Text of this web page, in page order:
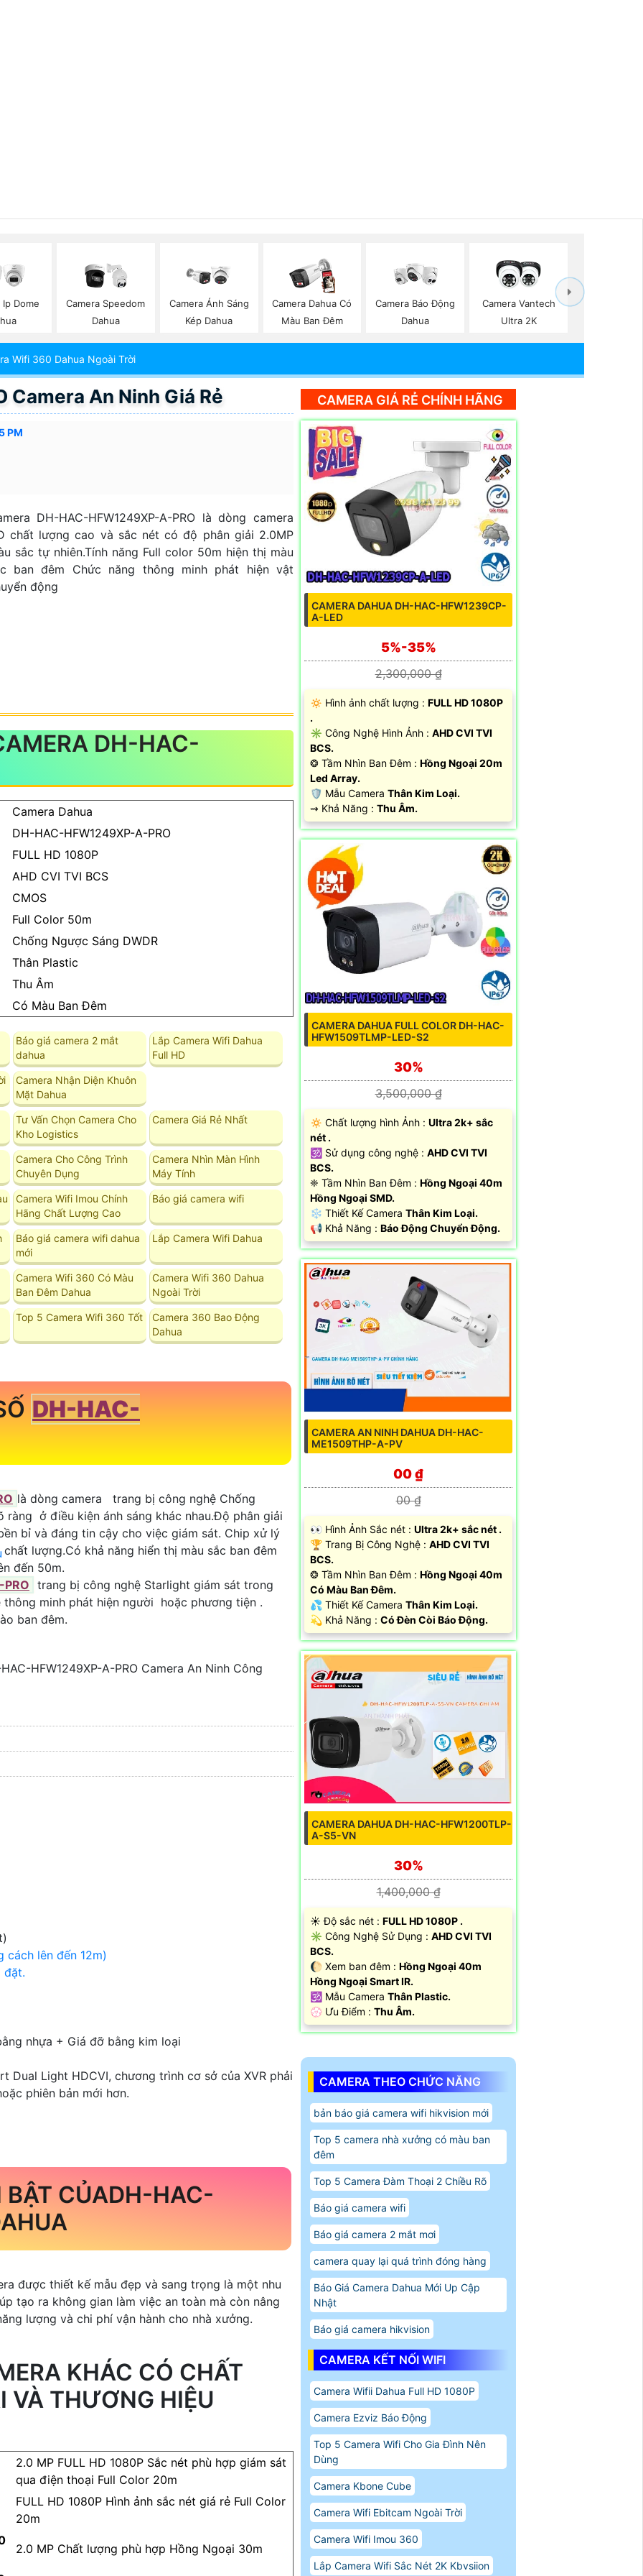
Ip Dome
Camera Speedom
Dahua
Camera Ánh Sáng
Kép Dahua
Camera Dahua Có
Màu Ban Đêm
Camera Báo Động
Dahua
Camera Vantech
Ultra 2K
Wifi 360 Dahua Ngoài Trời
Camera An Ninh Giá Rẻ
PM
DH-HAC-HFW1249XP-A-PRO là dòng camera
chất lượng cao và sắc nét có độ phân giải 2.0MP
sắc tự nhiên.Tính năng Full color 50m hiện thị màu
ban đêm Chức năng thông minh phát hiện vật
động
DH-HAC-
Camera Dahua
DH-HAC-HFW1249XP-A-PRO
FULL HD 1080P
AHD CVI TVI BCS
CMOS
Full Color 50m
Chống Ngược Sáng DWDR
Thân Plastic
Thu Âm
Có Màu Ban Ðêm
Báo giá camera 2 mắt
dahua
Lắp Camera Wifi Dahua
Full HD
Camera Nhận Diện Khuôn
Mặt Dahua
Tư Vấn Chọn Camera Cho
Kho Logistics
Camera Giá Rẻ Nhất
Camera Cho Công Trình
Chuyên Dụng
Camera Nhìn Màn Hình
Máy Tính
Camera Wifi Imou Chính
Hãng Chất Lượng Cao
Báo giá camera wifi
Báo giá camera wifi dahua
mới
Lắp Camera Wifi Dahua
Camera Wifi 360 Có Màu
Ban Đêm Dahua
Camera Wifi 360 Dahua
Ngoài Trời
Top 5 Camera Wifi 360 Tốt
Camera 360 Bao Động
Dahua
DH-HAC-
là dòng camera trang bị công nghệ Chống
ràng ở điều kiện ánh sáng khác nhau.Độ phân giải
bỉ và đáng tin cậy cho việc giám sát. Chip xử lý
lượng.Có khả năng hiển thị màu sắc ban đêm
đến 50m.
trang bị công nghệ Starlight giám sát trong
minh phát hiện người hoặc phương tiện .
ban đêm.
HFW1249XP-A-PRO Camera An Ninh Công
lên đến 12m)
đặt.
nhựa + Giá đỡ bằng kim loại
Light HDCVI, chương trình cơ sở của XVR phải
phiên bản mới hơn.
CỦADH-HAC-
được thiết kế mẫu đẹp và sang trọng là một nhu
tạo ra không gian làm việc an toàn mà còn nâng
lượng và chi phí vận hành cho nhà xưởng.
KHÁC CÓ CHẤT
VÀ THƯƠNG HIỆU
2.0 MP FULL HD 1080P Sắc nét phù hợp giám sát
qua điện thoại Full Color 20m
FULL HD 1080P Hình ảnh sắc nét giá rẻ Full Color
20m
2.0 MP Chất lượng phù hợp Hồng Ngoại 30m
CAMERA GIÁ RẺ CHÍNH HÃNG
CAMERA DAHUA DH-HAC-HFW1239CP-
A-LED
5%-35%
2,300,000 ₫
🔅 Hình ảnh chất lượng : FULL HD 1080P
.
✳️ Công Nghệ Hình Ảnh : AHD CVI TVI
BCS.
❂ Tầm Nhìn Ban Đêm : Hồng Ngoại 20m
Led Array.
🛡 Mẫu Camera Thân Kim Loại.
️⇝ Khả Năng : Thu Âm.
CAMERA DAHUA FULL COLOR DH-HAC-
HFW1509TLMP-LED-S2
30%
3,500,000 ₫
🔅 Chất lượng hình Ảnh : Ultra 2k+ sắc
nét .
🕉️ Sử dụng công nghệ : AHD CVI TVI
BCS.
❈ Tầm Nhìn Ban Đêm : Hồng Ngoại 40m
Hồng Ngoại SMD.
❄ Thiết Kế Camera Thân Kim Loại.
️📢 Khả Năng : Báo Động Chuyển Động.
CAMERA AN NINH DAHUA DH-HAC-
ME1509THP-A-PV
00 ₫
00 ₫
️👀 Hình Ảnh Sắc nét : Ultra 2k+ sắc nét .
🏆 Trang Bị Công Nghệ : AHD CVI TVI
BCS.
❂ Tầm Nhìn Ban Đêm : Hồng Ngoại 40m
Có Màu Ban Đêm.
💦 Thiết Kế Camera Thân Kim Loại.
️💫 Khả Năng : Có Đèn Còi Báo Động.
CAMERA DAHUA DH-HAC-HFW1200TLP-
A-S5-VN
30%
1,400,000 ₫
☀️ Độ sắc nét : FULL HD 1080P .
✳️ Công Nghệ Sử Dụng : AHD CVI TVI
BCS.
🌔 Xem ban đêm : Hồng Ngoại 40m
Hồng Ngoại Smart IR.
🕉️ Mẫu Camera Thân Plastic.
️💮 Ưu Điểm : Thu Âm.
CAMERA THEO CHỨC NĂNG
bản báo giá camera wifi hikvision mới
Top 5 camera nhà xưởng có màu ban
đêm
Top 5 Camera Đàm Thoại 2 Chiều Rõ
Báo giá camera wifi
Báo giá camera 2 mắt mơi
camera quay lại quá trình đóng hàng
Báo Giá Camera Dahua Mới Up Cập
Nhật
Báo giá camera hikvision
CAMERA KẾT NỐI WIFI
Camera Wifii Dahua Full HD 1080P
Camera Ezviz Báo Động
Top 5 Camera Wifi Cho Gia Đình Nên
Dùng
Camera Kbone Cube
Camera Wifi Ebitcam Ngoài Trời
Camera Wifi Imou 360
Lắp Camera Wifi Sắc Nét 2K Kbvsiion